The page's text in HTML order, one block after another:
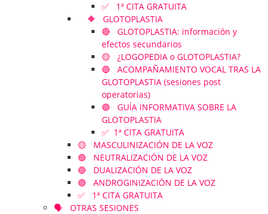
✅ 1ª CITA GRATUITA
🔶 GLOTOPLASTIA
🔴 GLOTOPLASTIA: información y
efectos secundarios
🟡 ¿LOGOPEDIA o GLOTOPLASTIA?
🔵 ACOMPAÑAMIENTO VOCAL TRAS LA
GLOTOPLASTIA (sesiones post
operatorias)
🟣 GUÍA INFORMATIVA SOBRE LA
GLOTOPLASTIA
✅ 1ª CITA GRATUITA
🟡 MASCULINIZACIÓN DE LA VOZ
🟢 NEUTRALIZACIÓN DE LA VOZ
🔵 DUALIZACIÓN DE LA VOZ
🟣 ANDROGINIZACIÓN DE LA VOZ
✅ 1ª CITA GRATUITA
🗣️ OTRAS SESIONES